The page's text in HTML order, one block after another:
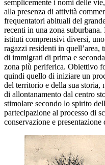
semplicemente i nomi delle
alla presenza di attività
frequentatori abituali del
recenti in una zona
istituti comprensivi diversi,
ragazzi residenti in quell’area,
di immigrati di prima e
zona più periferica. Obiettivo
quindi quello di iniziare un
del territorio e della sua storia,
di allontanamento dal centro
stimolare secondo lo spirito
partecipazione al processo di
conservazione e